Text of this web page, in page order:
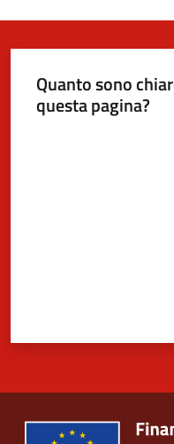
Quanto sono
questa pagina?